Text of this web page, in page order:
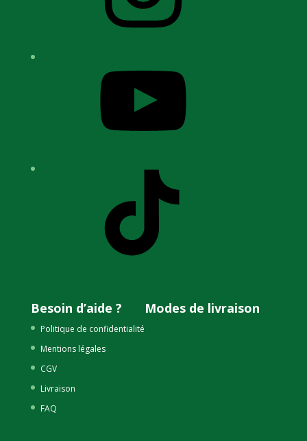
Besoin d’aide ?
Politique de confidentialité
Mentions légales
CGV
Livraison
FAQ
Modes de livraison